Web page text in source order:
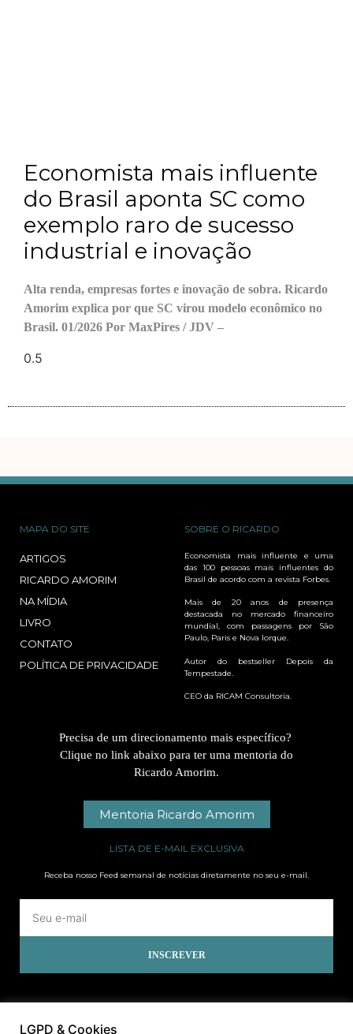
Economista mais influente
do Brasil aponta SC como
exemplo raro de sucesso
industrial e inovação
Alta renda, empresas fortes e inovação de sobra. Ricardo
Amorim explica por que SC virou modelo econômico no
Brasil. 01/2026 Por MaxPires / JDV –
MAPA DO SITE
ARTIGOS
RICARDO AMORIM
NA MÍDIA
LIVRO
CONTATO
POLÍTICA DE PRIVACIDADE
SOBRE O RICARDO
Economista mais influente e uma
das 100 pessoas mais influentes do
Brasil de acordo com a revista Forbes.
Mais de 20 anos de presença
destacada no mercado financeiro
mundial, com passagens por São
Paulo, Paris e Nova Iorque.
Autor do bestseller Depois da
Tempestade.
CEO da RICAM Consultoria.
Precisa de um direcionamento mais específico?
Clique no link abaixo para ter uma mentoria do
Ricardo Amorim.
Mentoria Ricardo Amorim
LISTA DE E-MAIL EXCLUSIVA
Receba nosso Feed semanal de notícias diretamente no seu e-mail.
INSCREVER
LGPD & Cookies